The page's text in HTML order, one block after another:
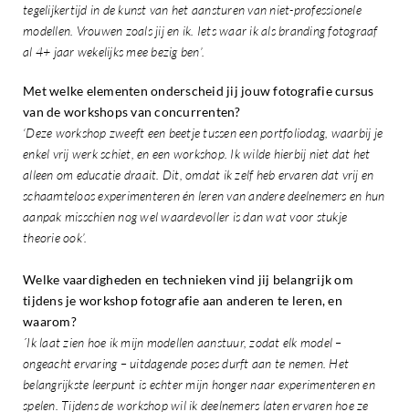
tegelijkertijd in de kunst van het aansturen van niet-professionele
modellen. Vrouwen zoals jij en ik. Iets waar ik als branding fotograaf
al 4+ jaar wekelijks mee bezig ben’.
Met welke elementen onderscheid jij jouw fotografie cursus
van de workshops van concurrenten?
‘Deze workshop zweeft een beetje tussen een portfoliodag, waarbij je
enkel vrij werk schiet, en een workshop. Ik wilde hierbij niet dat het
alleen om educatie draait. Dit, omdat ik zelf heb ervaren dat vrij en
schaamteloos experimenteren én leren van andere deelnemers en hun
aanpak misschien nog wel waardevoller is dan wat voor stukje
theorie ook’.
Welke vaardigheden en technieken vind jij belangrijk om
tijdens je workshop fotografie aan anderen te leren, en
waarom?
´Ik laat zien hoe ik mijn modellen aanstuur, zodat elk model –
ongeacht ervaring – uitdagende poses durft aan te nemen. Het
belangrijkste leerpunt is echter mijn honger naar experimenteren en
spelen. Tijdens de workshop wil ik deelnemers laten ervaren hoe ze